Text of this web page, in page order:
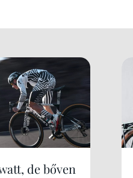
de bőven